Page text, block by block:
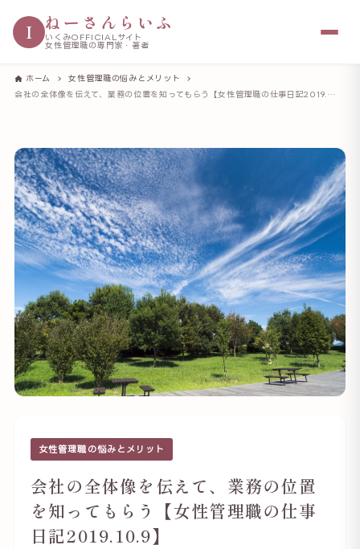
I ねーさんらいふ
いくみOFFICIALサイト
女性管理職の専門家・著者
ホーム
女性管理職の悩みとメリット
会社の全体像を伝えて、業務の位置を知ってもらう【女性管理職の仕事日記2019.10.9】
女性管理職の悩みとメリット
会社の全体像を伝えて、業務の位置
を知ってもらう【女性管理職の仕事
日記2019.10.9】